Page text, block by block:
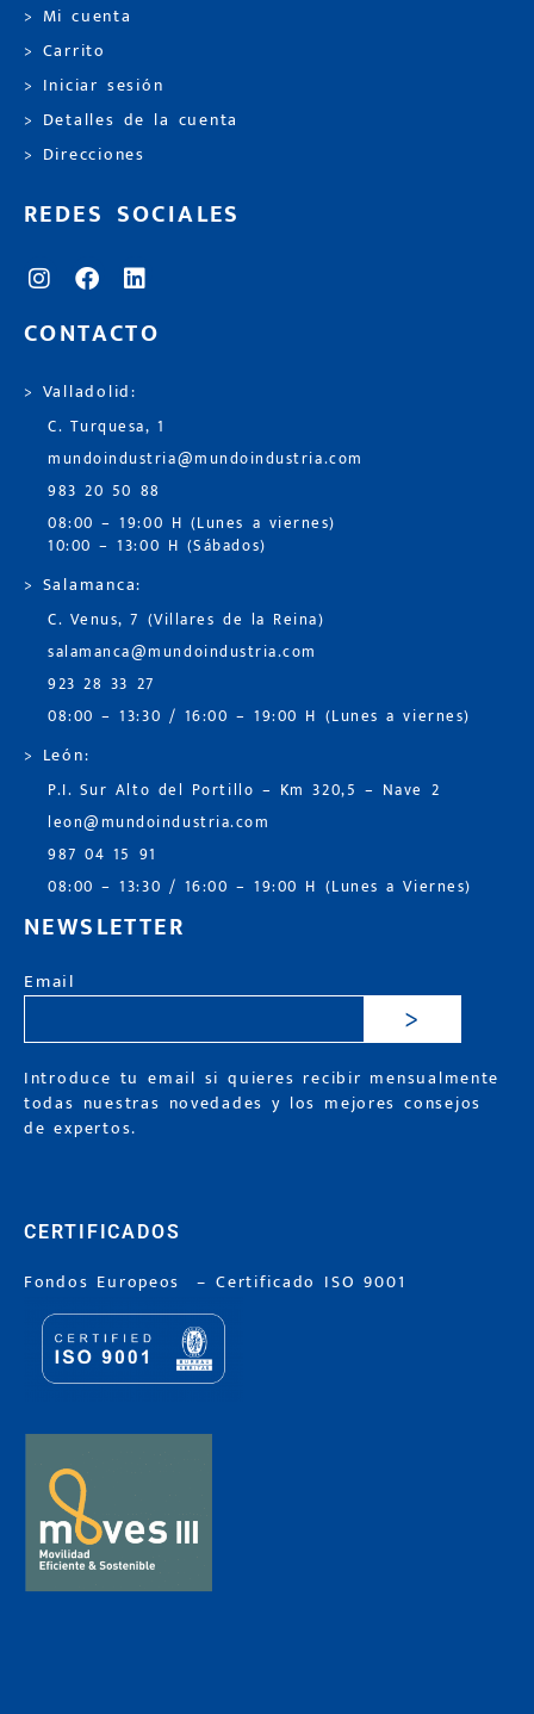
> Mi cuenta
> Carrito
> Iniciar sesión
> Detalles de la cuenta
> Direcciones
REDES SOCIALES
CONTACTO
> Valladolid:
C. Turquesa, 1
mundoindustria@mundoindustria.com
983 20 50 88
08:00 – 19:00 H (Lunes a viernes)
10:00 – 13:00 H (Sábados)
> Salamanca:
C. Venus, 7 (Villares de la Reina)
salamanca@mundoindustria.com
923 28 33 27
08:00 – 13:30 / 16:00 – 19:00 H (Lunes a viernes)
> León:
P.I. Sur Alto del Portillo – Km 320,5 – Nave 2
leon@mundoindustria.com
987 04 15 91
08:00 – 13:30 / 16:00 – 19:00 H (Lunes a Viernes)
NEWSLETTER
Email
>
Introduce tu email si quieres recibir mensualmente
todas nuestras novedades y los mejores consejos
de expertos.
CERTIFICADOS
Fondos Europeos –Certificado ISO 9001